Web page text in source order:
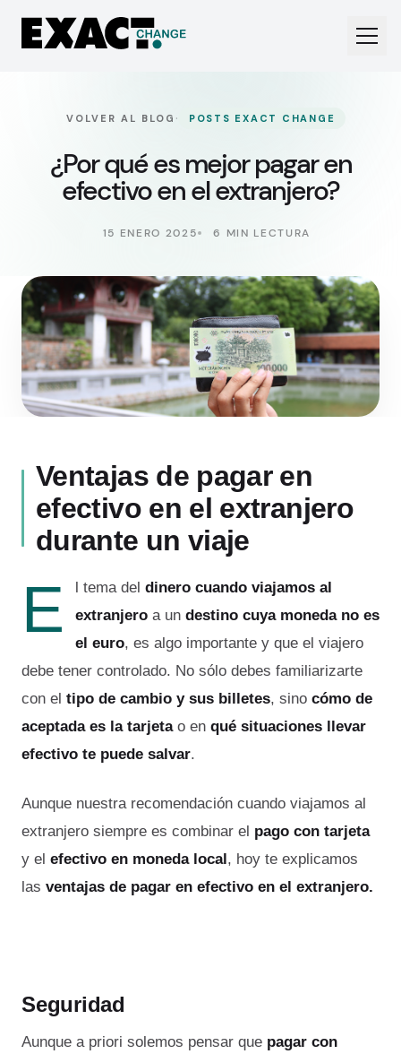
VOLVER AL BLOG · POSTS EXACT CHANGE
¿Por qué es mejor pagar en
efectivo en el extranjero?
15 ENERO 2025 6 MIN LECTURA
Ventajas de pagar en
efectivo en el extranjero
durante un viaje
E l tema del dinero cuando viajamos al
extranjero a un destino cuya moneda no es
el euro, es algo importante y que el viajero
debe tener controlado. No sólo debes familiarizarte
con el tipo de cambio y sus billetes, sino cómo de
aceptada es la tarjetao en qué situaciones llevar
efectivo te puede salvar.
Aunque nuestra recomendación cuando viajamos al
extranjero siempre es combinar el pago con tarjeta
y el efectivo en moneda local, hoy te explicamos
las ventajas de pagar en efectivo en el extranjero.
Seguridad
Aunque a priori solemos pensar que pagar con